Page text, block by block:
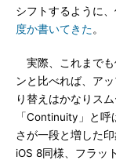
シフトするように
度か書いてきた。
実際、これまでも
ンと比べれば、ア
り替えはかなりス
「Continuity」と
さが一段と増した
iOS 8同様、フラッ